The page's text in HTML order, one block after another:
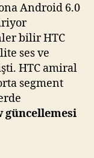
Android 6.0
bilir HTC
ses ve
HTC amiral
segment
güncellemesi